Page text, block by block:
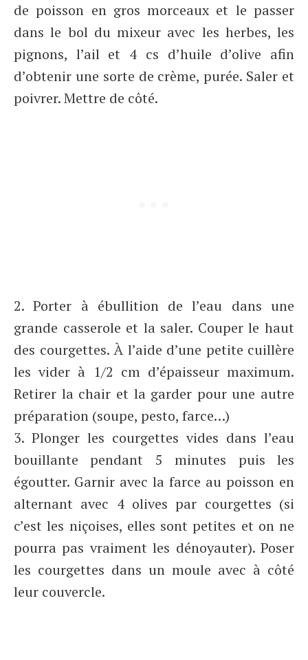
de poisson en gros morceaux et le passer
dans le bol du mixeur avec les herbes, les
pignons, l’ail et 4 cs d’huile d’olive afin
d’obtenir une sorte de crème, purée. Saler et
poivrer. Mettre de côté.
2. Porter à ébullition de l’eau dans une
grande casserole et la saler. Couper le haut
des courgettes. À l’aide d’une petite cuillère
les vider à 1/2 cm d’épaisseur maximum.
Retirer la chair et la garder pour une autre
préparation (soupe, pesto, farce…)
3. Plonger les courgettes vides dans l’eau
bouillante pendant 5 minutes puis les
égoutter. Garnir avec la farce au poisson en
alternant avec 4 olives par courgettes (si
c’est les niçoises, elles sont petites et on ne
pourra pas vraiment les dénoyauter). Poser
les courgettes dans un moule avec à côté
leur couvercle.